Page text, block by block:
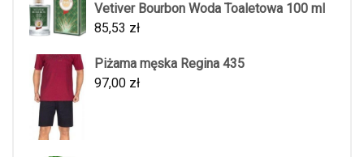
Vetiver Bourbon Woda Toaletowa 100 ml
85,53 zł
Piżama męska Regina 435
97,00 zł